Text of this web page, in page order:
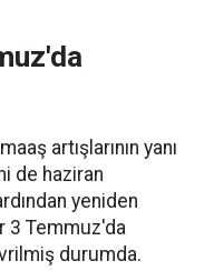
artışlarının yanı
de haziran
yeniden
3 Temmuz'da
durumda.